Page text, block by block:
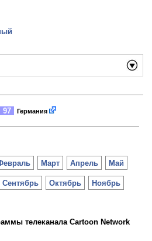
97 Германия
Март Апрель Май
Сентябрь Октябрь Ноябрь
телеканала Cartoon Network